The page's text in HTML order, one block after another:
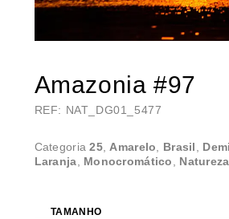
Amazonia #97
REF: NAT_DG01_5477
Categoria25,Amarelo, Brasil,
Laranja, Monocromático, Natureza
TAMANHO